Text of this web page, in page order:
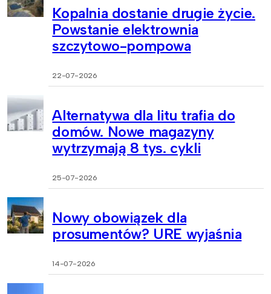
Kopalnia dostanie drugie życie.
Powstanie elektrownia
szczytowo-pompowa
22-07-2026
Alternatywa dla litu trafia do
domów. Nowe magazyny
wytrzymają 8 tys. cykli
25-07-2026
Nowy obowiązek dla
prosumentów? URE wyjaśnia
14-07-2026